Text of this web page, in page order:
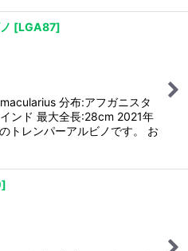
[LGA87]
分布:アフガニスタ
ンド 最大全長:28cm 2021年
トレンパーアルビノです。 お
]